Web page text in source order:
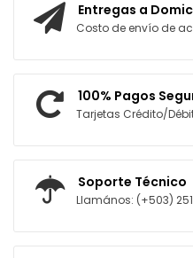
Entregas a
Costo de envío de
100% Pagos
Tarjetas Crédito/
Soporte Técnico
Llamános: (+503)